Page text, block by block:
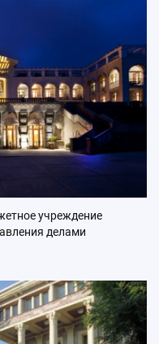
учреждение
делами